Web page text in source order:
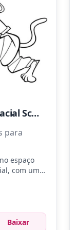
Explorador Espacial Scooby Doo
para
espaço
com uma
cinza
para
Baixar